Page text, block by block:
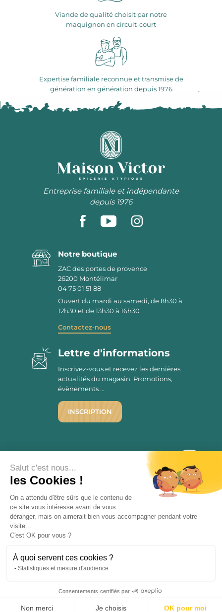
Viande de qualité choisit par notre
maquignon en circuit-court
Expertise familiale reconnue et transmise de
génération en génération depuis 1976
ÉPICERIE ATYPIQUE
Entreprise familiale et indépendante
depuis 1976
Notre boutique
ZAC des portes de provence
26200 Montélimar
04 75 01 51 88
Ouvert du mardi au samedi, de 8h30 à
12h30 et de 13h30 à 16h30
Contactez-nous
2779 AVIS
9.7/10
Lettre d'informations
Inscrivez-vous et recevez les dernières
actualités du magasin. Promotions,
évènements ...
INSCRIPTION
©1976 - 2026 - Maison Victor
Qui sommes-nous ?
Mentions légales
Politique de confidentialité
FAQ
Livraisons
« L’abus d’alcool est dangereux pour la santé, à consommer avec
modération. La vente d’alcool est strictement interdite aux mineurs.
Salut c'est nous...
les Cookies !
On a attendu d'être sûrs que le contenu de
ce site vous intéresse avant de vous
déranger, mais on aimerait bien vous accompagner pendant votre
visite...
C'est OK pour vous ?
À quoi servent ces cookies ?
Statistiques et mesure d'audience
Consentements certifiés par
Non merci Je choisis OK pour moi